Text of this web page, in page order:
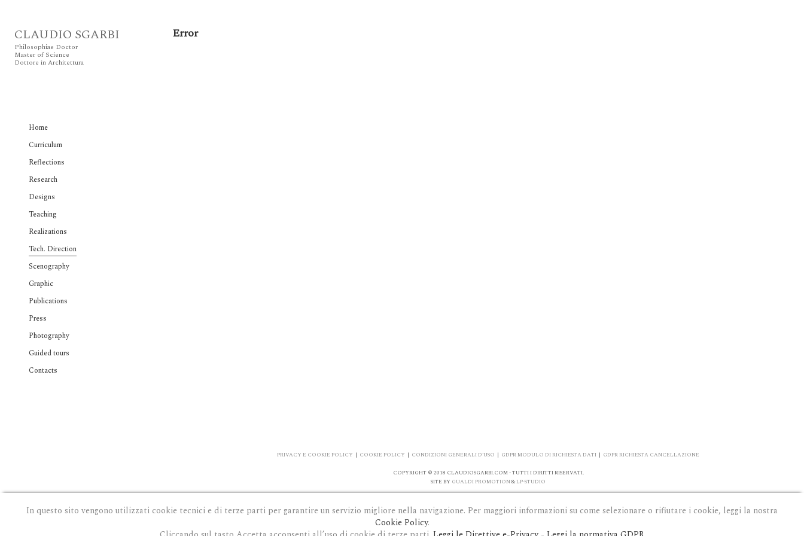
CLAUDIO SGARBI
Philosophiae Doctor
Master of Science
Dottore in Architettura
Home
Curriculum
Reflections
Research
Designs
Teaching
Realizations
Tech. Direction
Scenography
Graphic
Publications
Press
Photography
Guided tours
Contacts
Error
PRIVACY E COOKIE POLICY | COOKIE POLICY | CONDIZIONI GENERALI D'USO | GDPR MODULO DI RICHIESTA DATI | GDPR RICHIESTA CANCELLAZIONE
COPYRIGHT © 2018 CLAUDIOSGARBI.COM - TUTTI I DIRITTI RISERVATI.
SITE BY GUALDI PROMOTION & LP-STUDIO
In questo sito vengono utilizzati cookie tecnici e di terze parti per garantire un servizio migliore nella navigazione. Per maggiori informazioni su come selezionare o rifiutare i cookie, leggi la nostra
Cookie Policy.